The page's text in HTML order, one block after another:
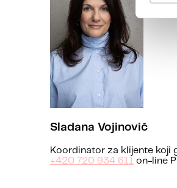
Sladana Vojinović
Koordinator za klijente koji
+420 720 934 611
on-line